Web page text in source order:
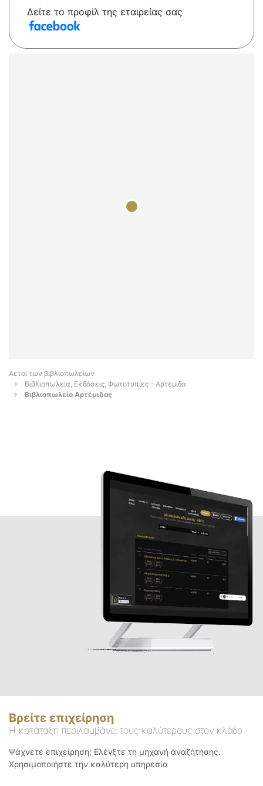
Δείτε το προφίλ της εταιρείας σας
Αετοί των βιβλιοπωλείων
Βιβλιοπωλεία, Εκδόσεις, Φωτοτυπίες - Αρτέμιδα
Βιβλιοπωλείο Αρτέμιδος
Βρείτε επιχείρηση
Η κατάταξη περιλαμβάνει τους καλύτερους στον κλάδο
Ψάχνετε επιχείρηση; Ελέγξτε τη μηχανή αναζήτησης.
Χρησιμοποιήστε την καλύτερη υπηρεσία